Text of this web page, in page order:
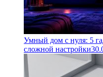
Умный дом с нуля: 5
сложной настройки